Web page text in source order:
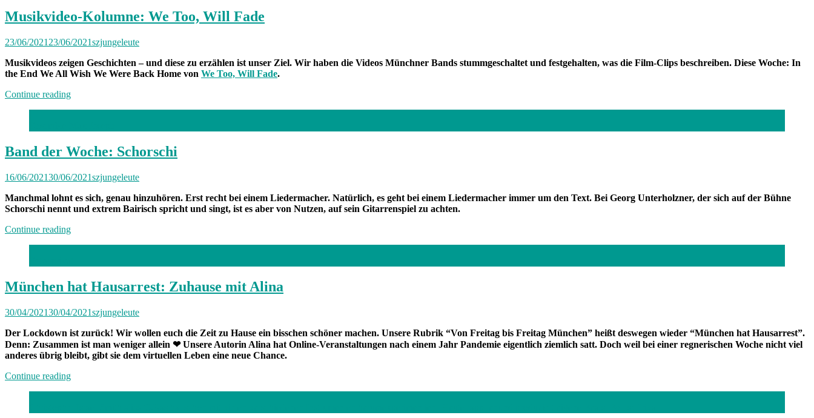
und
unterwegs
Alina“
Musikvideo-Kolumne: We Too, Will Fade
23/06/2021 23/06/2021szjungeleute
Musikvideos zeigen Geschichten – und diese zu erzählen ist unser Ziel. Wir haben die Videos Münchner Bands stummgeschaltet und festgehalten, was die Film-Clips beschreiben. Diese Woche: In
the End We All Wish We Were Back Home von We Too, Will Fade.
Continue reading„Musikvideo-
Fade“
Band der Woche: Schorschi
16/06/202130/06/2021szjungeleute
Manchmal lohnt es sich, genau hinzuhören. Erst recht bei einem Liedermacher. Natürlich, es geht bei einem Liedermacher immer um den Text. Bei Georg Unterholzner, der sich auf der Bühne
Schorschi nennt und extrem Bairisch spricht und singt, ist es aber von Nutzen, auf sein Gitarrenspiel zu achten.
Continue reading„Band
München hat Hausarrest: Zuhause mit Alina
30/04/202130/04/2021szjungeleute
Der Lockdown ist zurück! Wir wollen euch die Zeit zu Hause ein bisschen schöner machen. Unsere Rubrik “Von Freitag bis Freitag München” heißt deswegen wieder “München hat Hausarrest”.
Denn: Zusammen ist man weniger allein ❤Unsere Autorin Alina hat Online-Veranstaltungen nach einem Jahr Pandemie eigentlich ziemlich satt. Doch weil bei einer regnerischen Woche nicht viel
anderes übrig bleibt, gibt sie dem virtuellen Leben eine neue Chance.
Continue reading„München